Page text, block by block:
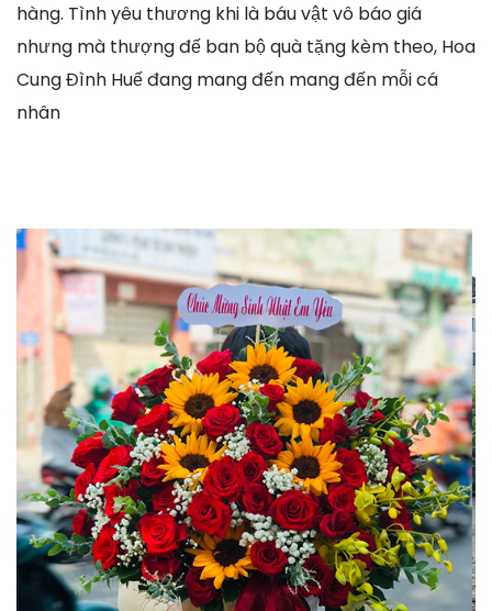
hàng. Tình yêu thương khi là báu vật vô báo giá
nhưng mà thượng đế ban bộ quà tặng kèm theo, Hoa
Cung Đình Huế đang mang đến mang đến mỗi cá
nhân